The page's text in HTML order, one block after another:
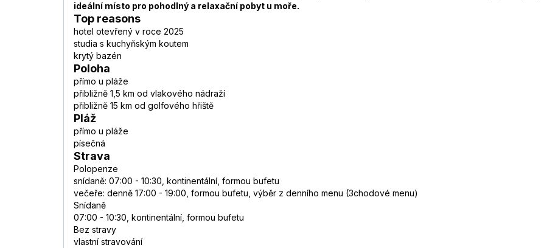
ideální místo pro pohodlný a relaxační pobyt u moře.
Top reasons
hotel otevřený v roce 2025
studia s kuchyňským koutem
krytý bazén
Poloha
přímo u pláže
přibližně 1,5 km od vlakového nádraží
přibližně 15 km od golfového hřiště
Pláž
přímo u pláže
písečná
Strava
Polopenze
snídaně: 07:00 - 10:30, kontinentální, formou bufetu
večeře: denně 17:00 - 19:00, formou bufetu, výběr z denního menu (3chodové menu)
Snídaně
07:00 - 10:30, kontinentální, formou bufetu
Bez stravy
vlastní stravování